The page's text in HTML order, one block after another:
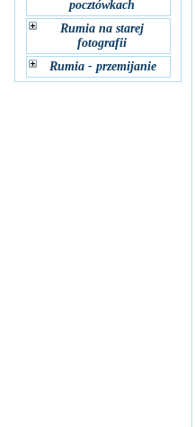
pocztówkach
Rumia na starej
fotografii
Rumia - przemijanie